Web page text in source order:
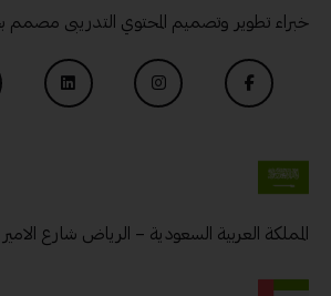
خبراء تطوير وتصميم المحتوي التدريبى مصمم
المملكة العربية السعودية – الرياض شارع